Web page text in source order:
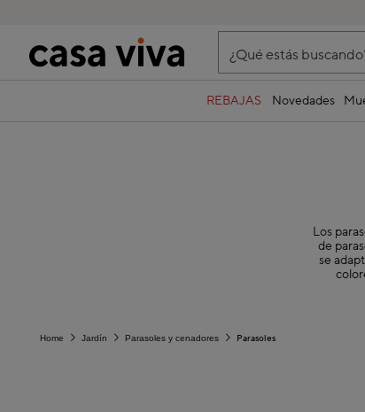
¿Qué estás
REBAJAS Novedades
Los
de
se
Parasoles
Parasoles y cenadores
Jardín
Home